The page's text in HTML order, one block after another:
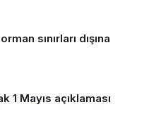
sınırları dışına
1 Mayıs açıklaması